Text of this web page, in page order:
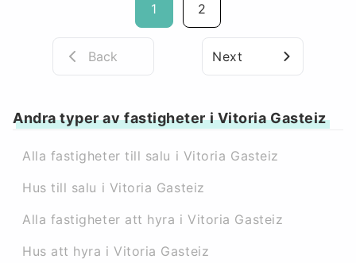
1 2
Back Next
Andra typer av fastigheter i Vitoria Gasteiz
Alla fastigheter till salu i Vitoria Gasteiz
Hus till salu i Vitoria Gasteiz
Alla fastigheter att hyra i Vitoria Gasteiz
Hus att hyra i Vitoria Gasteiz